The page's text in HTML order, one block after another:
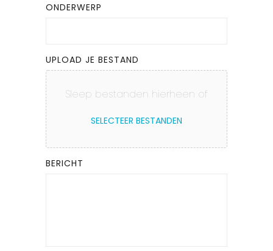
ONDERWERP
UPLOAD JE BESTAND
Sleep bestanden hierheen of
BERICHT